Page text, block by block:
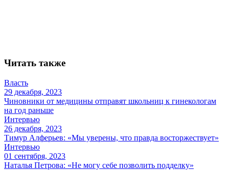
Читать также
Власть
29 декабря, 2023
Чиновники от медицины отправят школьниц к гинекологам
на год раньше
Интервью
26 декабря, 2023
Тимур Алферьев: «Мы уверены, что правда восторжествует»
Интервью
01 сентября, 2023
Наталья Петрова: «Не могу себе позволить подделку»